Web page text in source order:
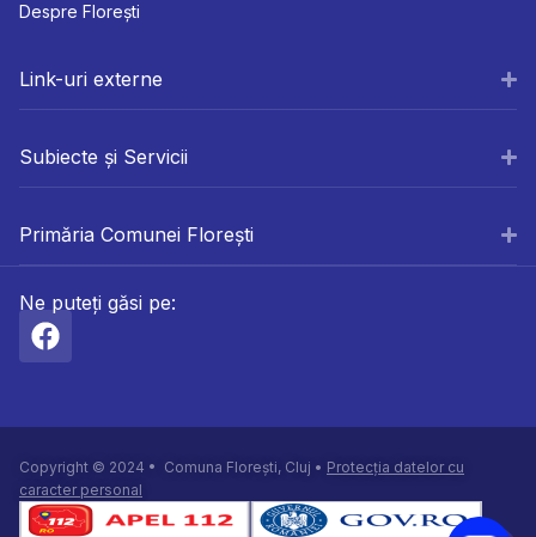
Despre Florești
Link-uri externe
Subiecte și Servicii
Primăria Comunei Florești
Ne puteți găsi pe:
Copyright © 2024 • Comuna Florești, Cluj • Protecția datelor cu
caracter personal